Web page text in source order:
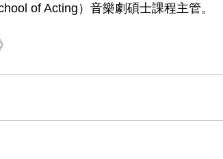
of Acting）音樂劇碩士課程主管。